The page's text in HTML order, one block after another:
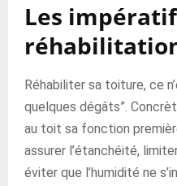
Les
Réhabiliter sa toiture, ce
quelques dégâts”.
au toit sa fonction
assurer l’étanchéité,
éviter que l’humidité ne